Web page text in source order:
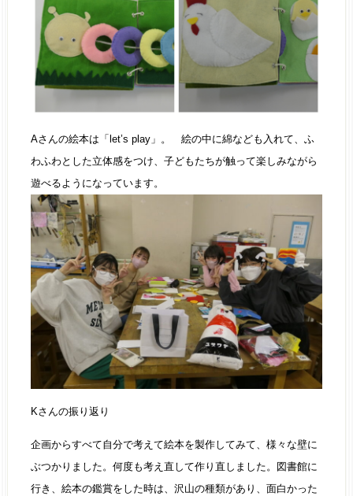
Aさんの絵本は「let’s play」。 絵の中に綿なども入れて、ふ
わふわとした立体感をつけ、子どもたちが触って楽しみながら
遊べるようになっています。
Kさんの振り返り
企画からすべて自分で考えて絵本を製作してみて、様々な壁に
ぶつかりました。何度も考え直して作り直しました。図書館に
行き、絵本の鑑賞をした時は、沢山の種類があり、面白かった